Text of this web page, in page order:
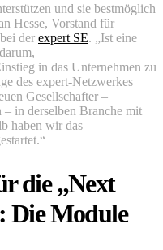
und sie bestmöglich
Hesse, Vorstand für
der expert SE. „Ist eine
in das Unternehmen zu
des expert-Netzwerkes
Gesellschafter –
in derselben Branche mit
haben wir das
die „Next
Die Module